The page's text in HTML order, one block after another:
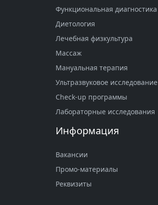
Функциональная диагностика
Диетология
Лечебная физкультура
Массаж
Мануальная терапия
Ультразвуковое исследование
Check-up программы
Лабораторные исследования
Информация
Вакансии
Промо-материалы
Реквизиты